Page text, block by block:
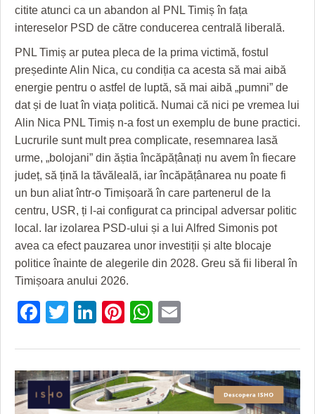
citite atunci ca un abandon al PNL Timiș în fața
intereselor PSD de către conducerea centrală liberală.
PNL Timiș ar putea pleca de la prima victimă, fostul
președinte Alin Nica, cu condiția ca acesta să mai aibă
energie pentru o astfel de luptă, să mai aibă „pumni” de
dat și de luat în viața politică. Numai că nici pe vremea lui
Alin Nica PNL Timiș n-a fost un exemplu de bune practici.
Lucrurile sunt mult prea complicate, resemnarea lasă
urme, „bolojani” din ăștia încăpățânați nu avem în fiecare
județ, să țină la tăvăleală, iar încăpățânarea nu poate fi
un bun aliat într-o Timișoară în care partenerul de la
centru, USR, ți l-ai configurat ca principal adversar politic
local. Iar izolarea PSD-ului și a lui Alfred Simonis pot
avea ca efect pauzarea unor investiții și alte blocaje
politice înainte de alegerile din 2028. Greu să fii liberal în
Timișoara anului 2026.
Facebook
Twitter
LinkedIn
Pinterest
WhatsApp